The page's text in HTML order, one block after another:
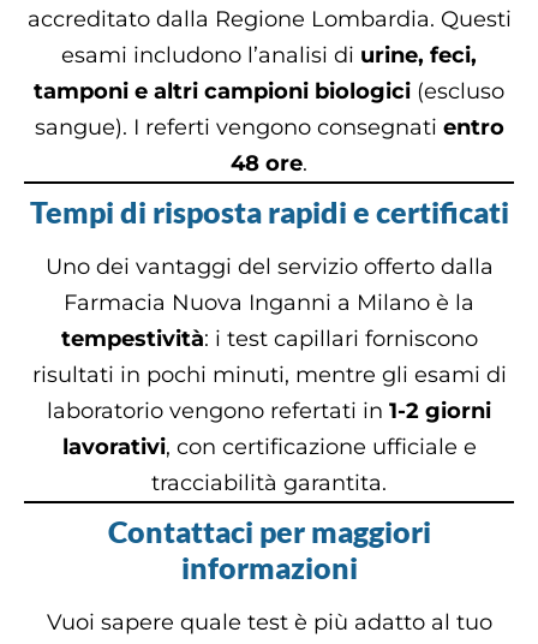
accreditato dalla Regione Lombardia. Questi
esami includono l’analisi di urine, feci,
tamponi e altri campioni biologici (escluso
sangue). I referti vengono consegnati entro
48 ore.
Tempi di risposta rapidi e certificati
Uno dei vantaggi del servizio offerto dalla
Farmacia Nuova Inganni a Milano è la
tempestività: i test capillari forniscono
risultati in pochi minuti, mentre gli esami di
laboratorio vengono refertati in 1-2 giorni
lavorativi, con certificazione ufficiale e
tracciabilità garantita.
Contattaci per maggiori
informazioni
Vuoi sapere quale test è più adatto al tuo